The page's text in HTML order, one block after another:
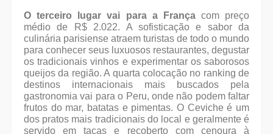
O terceiro lugar vai para a França com preço
médio de R$ 2.022. A sofisticação e sabor da
culinária parisiense atraem turistas de todo o mundo
para conhecer seus luxuosos restaurantes, degustar
os tradicionais vinhos e experimentar os saborosos
queijos da região. A quarta colocação no ranking de
destinos internacionais mais buscados pela
gastronomia vai para o Peru, onde não podem faltar
frutos do mar, batatas e pimentas. O Ceviche é um
dos pratos mais tradicionais do local e geralmente é
servido em taças e recoberto com cenoura à